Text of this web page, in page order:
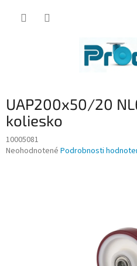
UAP200x50/20
koliesko
10005081
Priemerné
Neohodnotené Podrobnosti